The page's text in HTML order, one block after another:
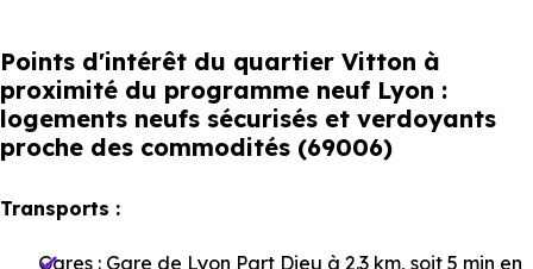
Points d'intérêt du quartier Vitton à
proximité du programme neuf Lyon :
logements neufs sécurisés et verdoyants
proche des commodités (69006)
Transports :
Gares : Gare de Lyon Part Dieu à 2.3 km, soit 5 min en